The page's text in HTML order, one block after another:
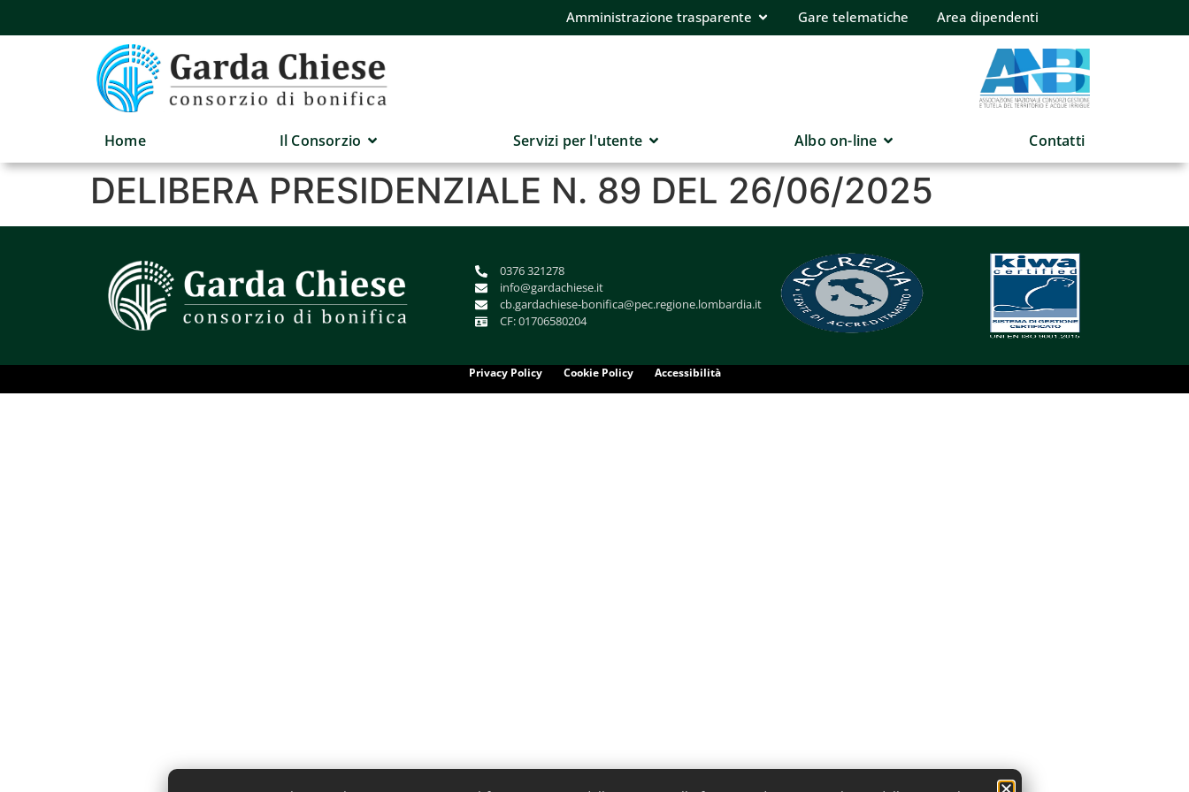
Amministrazione trasparente Gare telematiche Area dipendenti
Home Il Consorzio Servizi per l'utente Albo on-line Contatti
DELIBERA PRESIDENZIALE N. 89 DEL 26/06/2025
0376 321278
info@gardachiese.it
cb.gardachiese-bonifica@pec.regione.lombardia.it
CF: 01706580204
Privacy Policy Cookie Policy Accessibilità